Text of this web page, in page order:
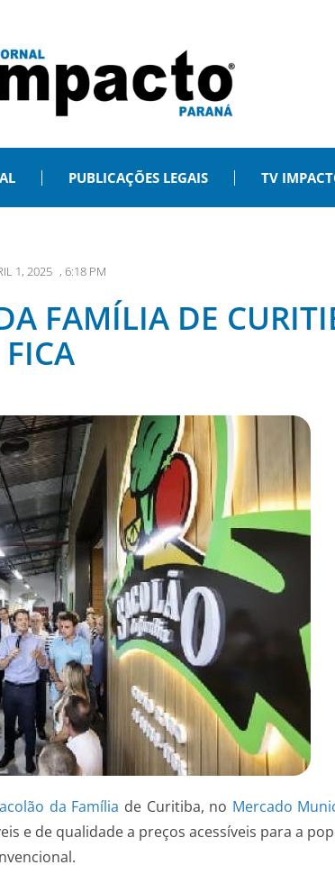
PUBLICAÇÕES LEGAIS TV
1, 2025 , 6:18 PM
FAMÍLIA DE
FICA
da Família de Curitiba, no Mercado
e de qualidade a preços acessíveis para a